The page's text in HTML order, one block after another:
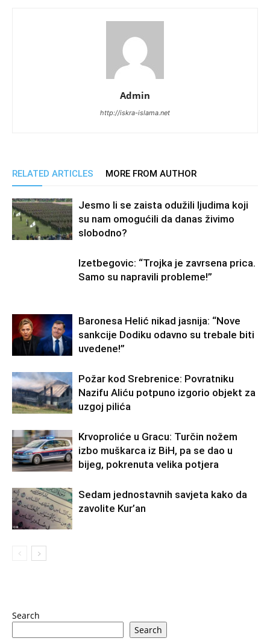
Admin
http://iskra-islama.net
RELATED ARTICLES MORE FROM AUTHOR
Jesmo li se zaista odužili ljudima koji
su nam omogućili da danas živimo
slobodno?
Izetbegovic: “Trojka je zavrsena prica.
Samo su napravili probleme!”
Baronesa Helić nikad jasnija: “Nove
sankcije Dodiku odavno su trebale biti
uvedene!”
Požar kod Srebrenice: Povratniku
Nazifu Aliću potpuno izgorio objekt za
uzgoj pilića
Krvoproliće u Gracu: Turčin nožem
izbo muškarca iz BiH, pa se dao u
bijeg, pokrenuta velika potjera
Sedam jednostavnih savjeta kako da
zavolite Kur’an
Search
Search